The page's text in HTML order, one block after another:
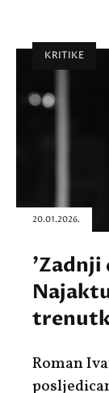
KRITIKE
20.01.2026.
'Zadnji
Roman